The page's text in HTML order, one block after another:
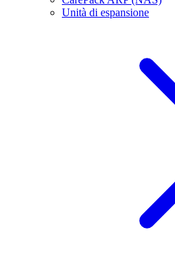
Unità di espansione